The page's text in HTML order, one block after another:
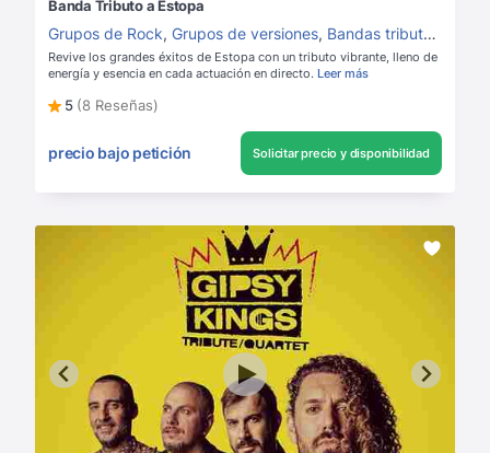
Banda Tributo a Estopa
Grupos de Rock, Grupos de versiones, Bandas tributo ,
Revive los grandes éxitos de Estopa con un tributo vibrante, lleno de
energía y esencia en cada actuación en directo. Leer más
5 (8 Reseñas)
precio bajo petición Solicitar precio y disponibilidad